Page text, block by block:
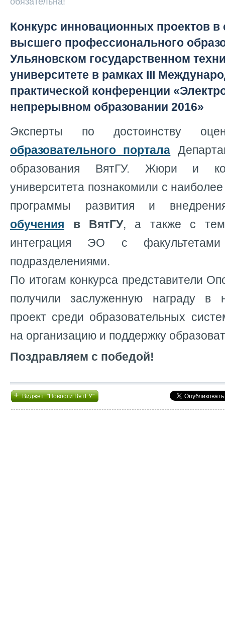
Конкурс инновационных проектов в
высшего профессионального
Ульяновском государственном
университете в рамках III
практической конференции
непрерывном образовании 2016»
Эксперты по достоинству
образовательного портала
образования ВятГУ. Жюри и
университета познакомили с
программы развития и
обучения в ВятГУ, а также с тем,
интеграция ЭО с
подразделениями.
По итогам конкурса представители
получили заслуженную награду в
проект среди образовательных
на организацию и поддержку
Поздравляем с победой!
+Виджет "Новости ВятГУ"